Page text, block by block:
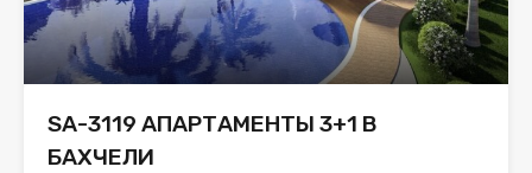
SA-3119 АПАРТАМЕНТЫ 3+1 В
БАХЧЕЛИ